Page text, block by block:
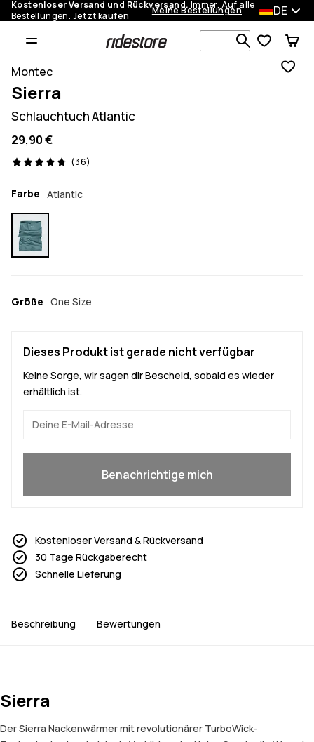
Kostenloser Versand und Rückversand. Immer. Auf alle
Bestellungen. Jetzt kaufen Meine Bestellungen DE
Montec
Sierra
Schlauchtuch Atlantic
29,90 €
(36)
36 Reviews, 4.8/5
Farbe Atlantic
Größe One Size
Dieses Produkt ist gerade nicht verfügbar
Keine Sorge, wir sagen dir Bescheid, sobald es wieder
erhältlich ist.
Benachrichtige mich
Kostenloser Versand & Rückversand
30 Tage Rückgaberecht
Schnelle Lieferung
Beschreibung Bewertungen
Sierra
Der Sierra Nackenwärmer mit revolutionärer TurboWick-